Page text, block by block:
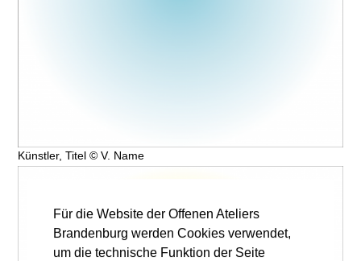
Künstler, Titel © V. Name
Für die Website der Offenen Ateliers
Brandenburg werden Cookies verwendet,
um die technische Funktion der Seite